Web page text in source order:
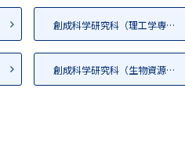
創成科学研究科（理工学専攻）
創成科学研究科（生物資源学専攻）